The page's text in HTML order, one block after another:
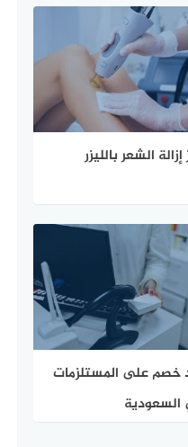
الشعر بالليزر
خصم على المستلزمات
السعودية